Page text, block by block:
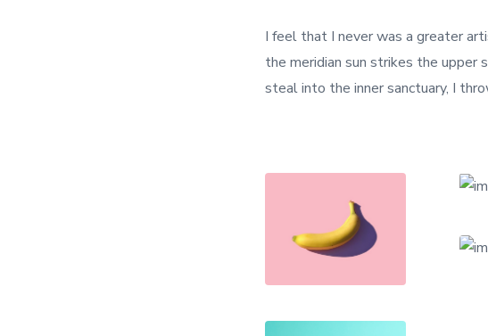
I feel that I never was a greater
the meridian sun strikes the upper
steal into the inner sanctuary, I